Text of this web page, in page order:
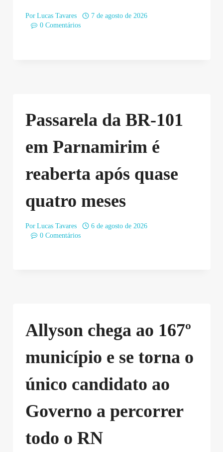
Por Lucas Tavares
7 de agosto de 2026
0 Comentários
Passarela da BR-101
em Parnamirim é
reaberta após quase
quatro meses
Por Lucas Tavares
6 de agosto de 2026
0 Comentários
Allyson chega ao 167º
município e se torna o
único candidato ao
Governo a percorrer
todo o RN